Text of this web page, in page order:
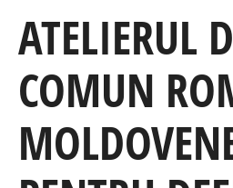
ATELIERUL
COMUN